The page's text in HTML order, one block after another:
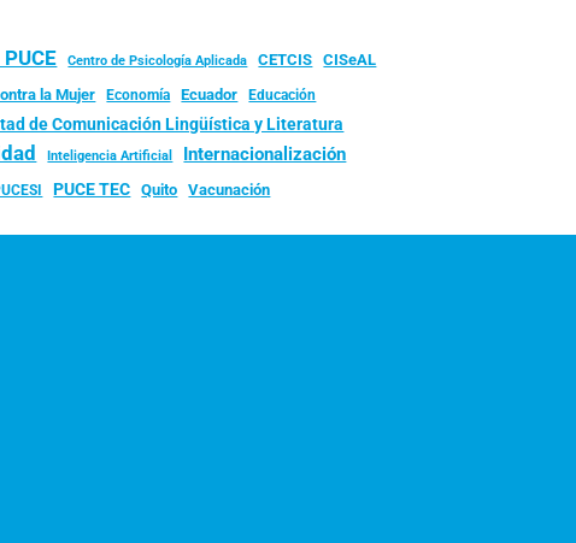
Centro de Psicología Aplicada CETCIS CISeAL
la Mujer Economía Ecuador
Educación
de Comunicación Lingüística y Literatura
Inteligencia Artificial Internacionalización
PUCE TEC Quito Vacunación